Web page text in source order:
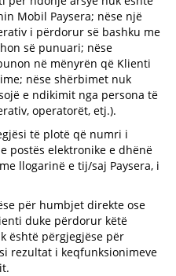
Mobil Paysera; nëse një
i përdorur së bashku me
së punuari; nëse
në mënyrën që Klienti
nëse shërbimet nuk
e ndikimit nga persona të
operatorët, etj.).
të plotë që numri i
postës elektronike e dhënë
llogarinë e tij/saj Paysera, i
për humbjet direkte ose
duke përdorur këtë
është përgjegjëse për
rezultat i keqfunksionimeve